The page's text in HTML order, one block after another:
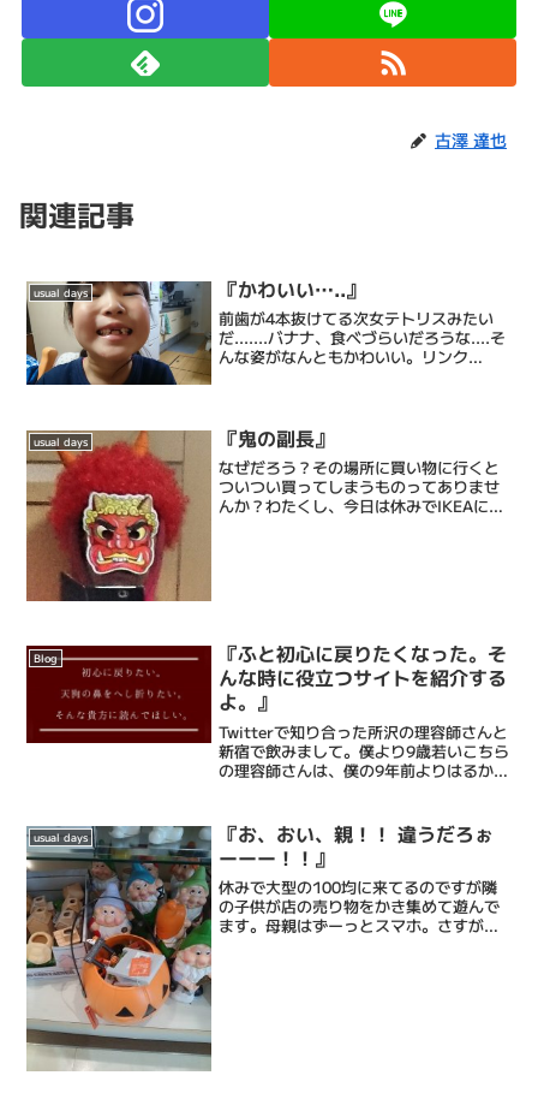
古澤 達也
関連記事
usual days 『かわいい…..』
前歯が4本抜けてる次女テトリスみたい
だ.......バナナ、食べづらいだろうな....そ
んな姿がなんともかわいい。リンク
usual days 『鬼の副長』
なぜだろう？その場所に買い物に行くと
ついつい買ってしまうものってありませ
んか？わたくし、今日は休みでIKEAに行
Blog
『ふと初心に戻りたくなった。そ
んな時に役立つサイトを紹介する
よ。』
Twitterで知り合った所沢の理容師さんと
新宿で飲みまして。僕より9歳若いこちら
の理容師さんは、僕の9年前よりはるかに
ったりして、話は尽きることなく楽しい
時間となりま...
usual days
『お、おい、親！！ 違うだろぉ
ーーー！！』
休みで大型の100均に来てるのですが隣
の子供が店の売り物をかき集めて遊んで
ます。母親はずーっとスマホ。さすがに